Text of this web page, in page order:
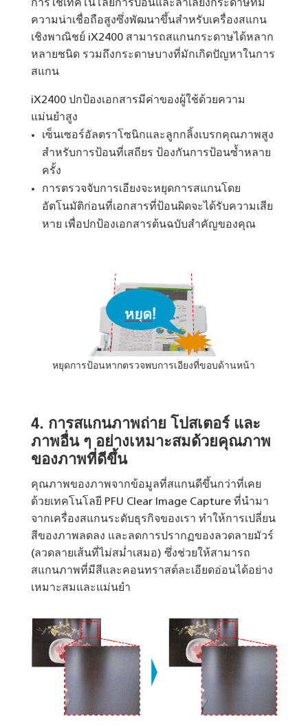
การใช้เทคโนโลยีการป้อนและลำเลียงกระดาษที่มี
ความน่าเชื่อถือสูงซึ่งพัฒนาขึ้นสำหรับเครื่องสแกน
เชิงพาณิชย์ iX2400 สามารถสแกนกระดาษได้หลาก
หลายชนิด รวมถึงกระดาษบางที่มักเกิดปัญหาในการ
สแกน
iX2400 ปกป้องเอกสารมีค่าของผู้ใช้ด้วยความ
แม่นยำสูง
เซ็นเซอร์อัลตราโซนิกและลูกกลิ้งเบรกคุณภาพสูง
สำหรับการป้อนที่เสถียร ป้องกันการป้อนซ้ำหลาย
ครั้ง
การตรวจจับการเอียงจะหยุดการสแกนโดย
อัตโนมัติก่อนที่เอกสารที่ป้อนผิดจะได้รับความเสีย
หาย เพื่อปกป้องเอกสารต้นฉบับสำคัญของคุณ
หยุดการป้อนหากตรวจพบการเอียงที่ขอบด้านหน้า
4. การสแกนภาพถ่าย โปสเตอร์ และ
ภาพอื่น ๆ อย่างเหมาะสมด้วยคุณภาพ
ของภาพที่ดีขึ้น
คุณภาพของภาพจากข้อมูลที่สแกนดีขึ้นกว่าที่เคย
ด้วยเทคโนโลยี PFU Clear Image Capture ที่นำมา
จากเครื่องสแกนระดับธุรกิจของเรา ทำให้การเปลี่ยน
สีของภาพลดลง และลดการปรากฏของลวดลายมัวร์
(ลวดลายเส้นที่ไม่สม่ำเสมอ) ซึ่งช่วยให้สามารถ
สแกนภาพที่มีสีและคอนทราสต์ละเอียดอ่อนได้อย่าง
เหมาะสมและแม่นยำ